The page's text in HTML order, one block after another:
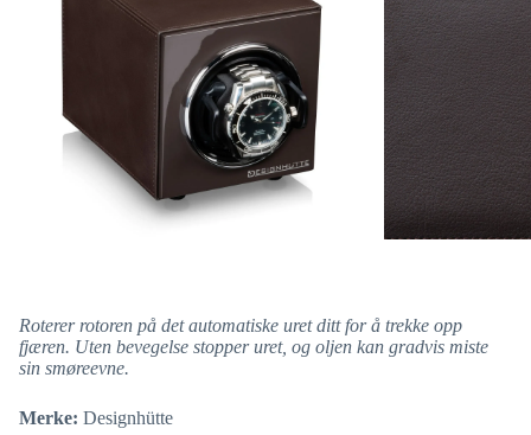
Roterer rotoren på det automatiske uret ditt for å trekke opp
fjæren. Uten bevegelse stopper uret, og oljen kan gradvis miste
sin smøreevne.
Merke: Designhütte